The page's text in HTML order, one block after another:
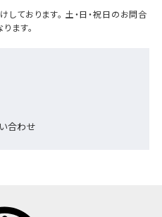
合わせ
ております。 土・日・祝日のお問合
ます。